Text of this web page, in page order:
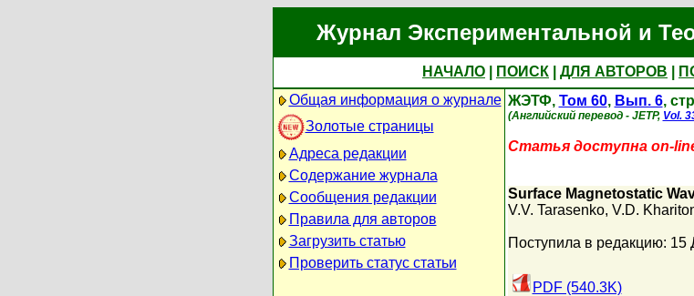
Журнал Экспериментальной и
НАЧАЛО ПОИСК ДЛЯ АВТОРОВ
Общая информация о журнале
Золотые страницы
Адреса редакции
Содержание журнала
Сообщения редакции
Правила для авторов
Загрузить статью
Проверить статус статьи
ЖЭТФ, Том 60, Вып. 6,
(Английский перевод - JETP, Vol.
Статья доступна on-
Surface Magnetostatic
V.V. Tarasenko, V.D.
Поступила в редакцию: 15
PDF (540.3K)